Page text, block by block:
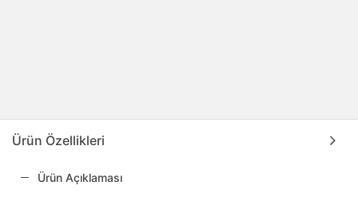
Ürün Özellikleri
Ürün Açıklaması